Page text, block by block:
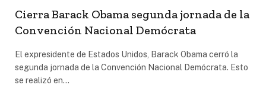
Cierra Barack Obama segunda jornada de la
Convención Nacional Demócrata
El expresidente de Estados Unidos, Barack Obama cerró la
segunda jornada de la Convención Nacional Demócrata. Esto
se realizó en…